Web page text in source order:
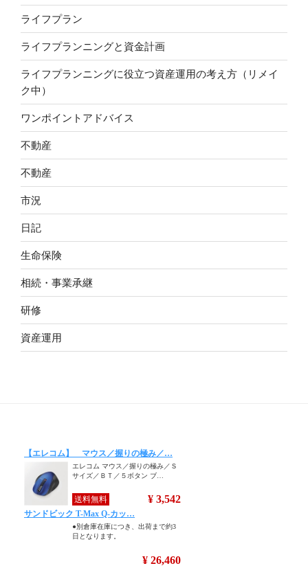
ライフプラン
ライフプランニングと資金計画
ライフプランニングに役立つ資産運用の考え方（リメイ
ク中）
ワンポイントアドバイス
不動産
不動産
市況
日記
生命保険
相続・事業承継
研修
資産運用